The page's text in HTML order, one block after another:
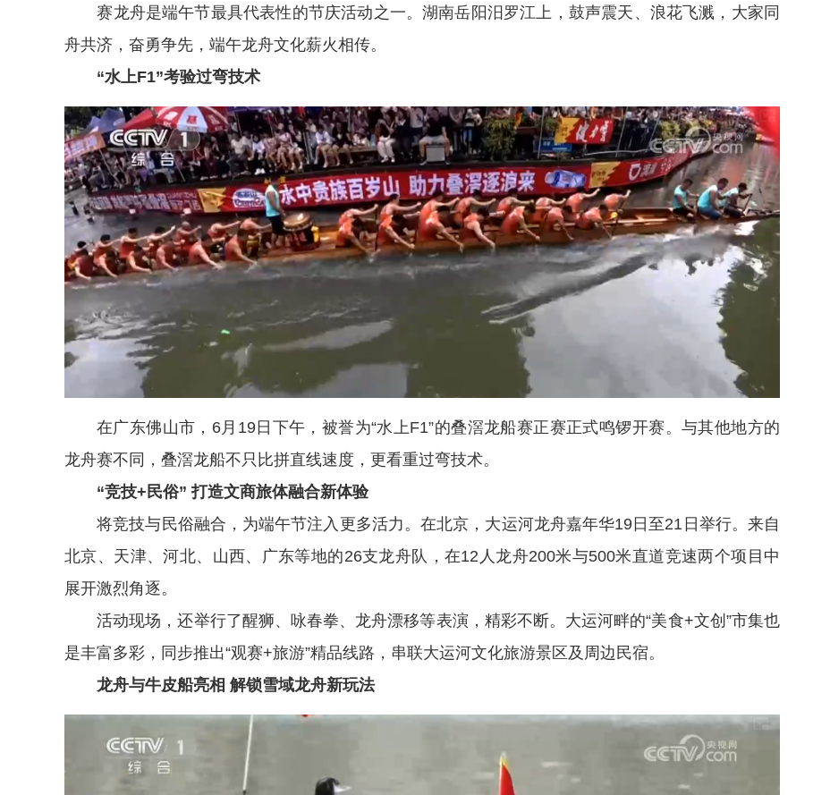
赛龙舟是端午节最具代表性的节庆活动之一。湖南岳阳汨罗江上，鼓声震天、浪花飞溅，大家同
舟共济，奋勇争先，端午龙舟文化薪火相传。
“水上F1”考验过弯技术
在广东佛山市，6月19日下午，被誉为“水上F1”的叠滘龙船赛正赛正式鸣锣开赛。与其他地方的
龙舟赛不同，叠滘龙船不只比拼直线速度，更看重过弯技术。
“竞技+民俗” 打造文商旅体融合新体验
将竞技与民俗融合，为端午节注入更多活力。在北京，大运河龙舟嘉年华19日至21日举行。来自
北京、天津、河北、山西、广东等地的26支龙舟队，在12人龙舟200米与500米直道竞速两个项目中
展开激烈角逐。
活动现场，还举行了醒狮、咏春拳、龙舟漂移等表演，精彩不断。大运河畔的“美食+文创”市集也
是丰富多彩，同步推出“观赛+旅游”精品线路，串联大运河文化旅游景区及周边民宿。
龙舟与牛皮船亮相 解锁雪域龙舟新玩法